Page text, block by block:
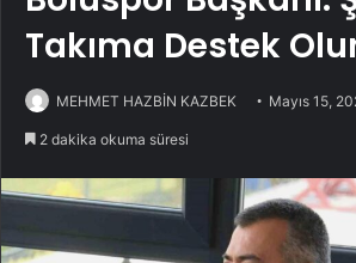
Takıma Destek
MEHMET HAZBİN KAZBEK Mayıs 15,
2 dakika okuma süresi